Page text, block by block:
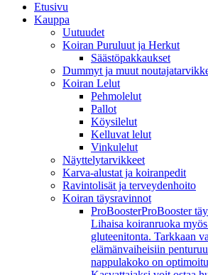
Etusivu
Kauppa
Uutuudet
Koiran Puruluut ja Herkut
Säästöpakkaukset
Dummyt ja muut
Koiran Lelut
Pehmolelut
Pallot
Köysilelut
Kelluvat lelut
Vinkulelut
Näyttelytarvikkeet
Karva-alustat ja koiranpedit
Ravintolisät ja terveydenhoito
Koiran täysravinnot
ProBoosterProBooster
Lihaisa koiranruoka
gluteenitonta. Tarkkaan
elämänvaiheisiin
nappulakoko on